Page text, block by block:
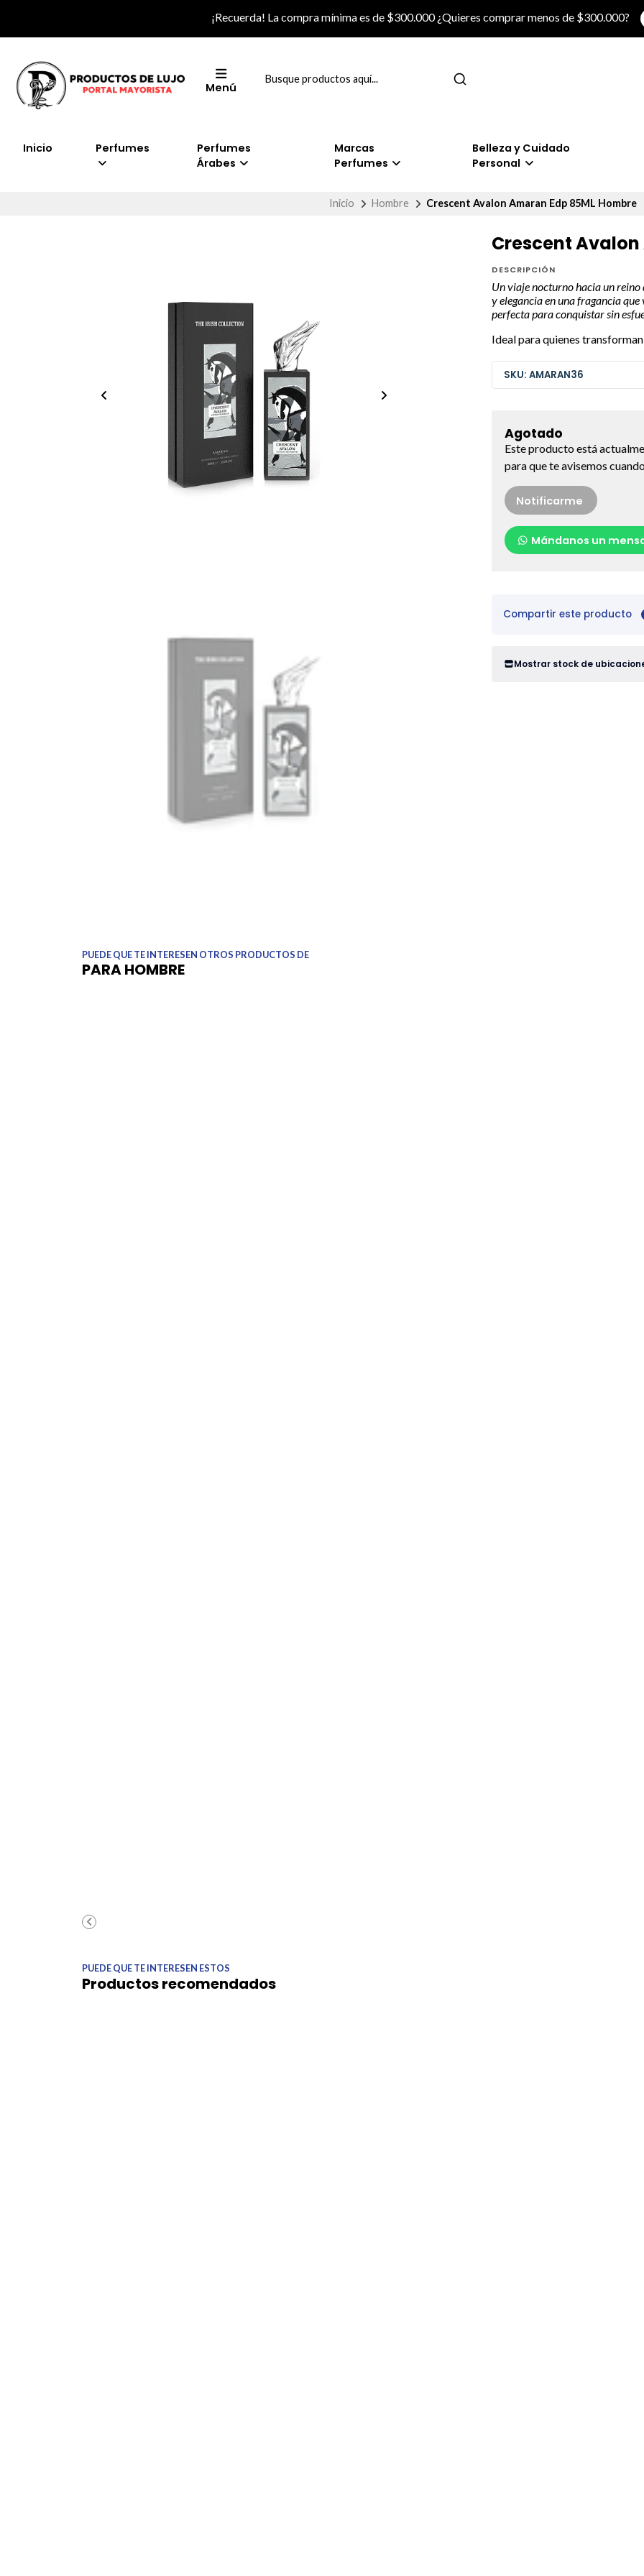
¡Recuerda! La compra mínima es de $300.000 ¿Quieres comprar menos de $300.000?
Menú
Inicio Perfumes
Perfumes
Árabes
Marcas
Perfumes
Belleza y Cuidado
Personal
Inicio Hombre Crescent Avalon Amaran Edp 85ML Hombre
Crescent Avalon
DESCRIPCIÓN
Un viaje nocturno hacia un
y elegancia en una fragancia
perfecta para conquistar sin
Ideal para quienes
SKU: AMARAN36
Agotado
Este producto está
para que te avisemos
Notificarme
Mándanos un
Compartir este producto
Mostrar stock de
PUEDE QUE TE INTERESEN OTROS PRODUCTOS DE
PARA HOMBRE
PUEDE QUE TE INTERESEN ESTOS
Productos recomendados